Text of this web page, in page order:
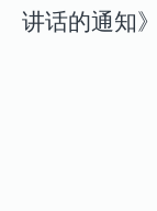
讲话的通知